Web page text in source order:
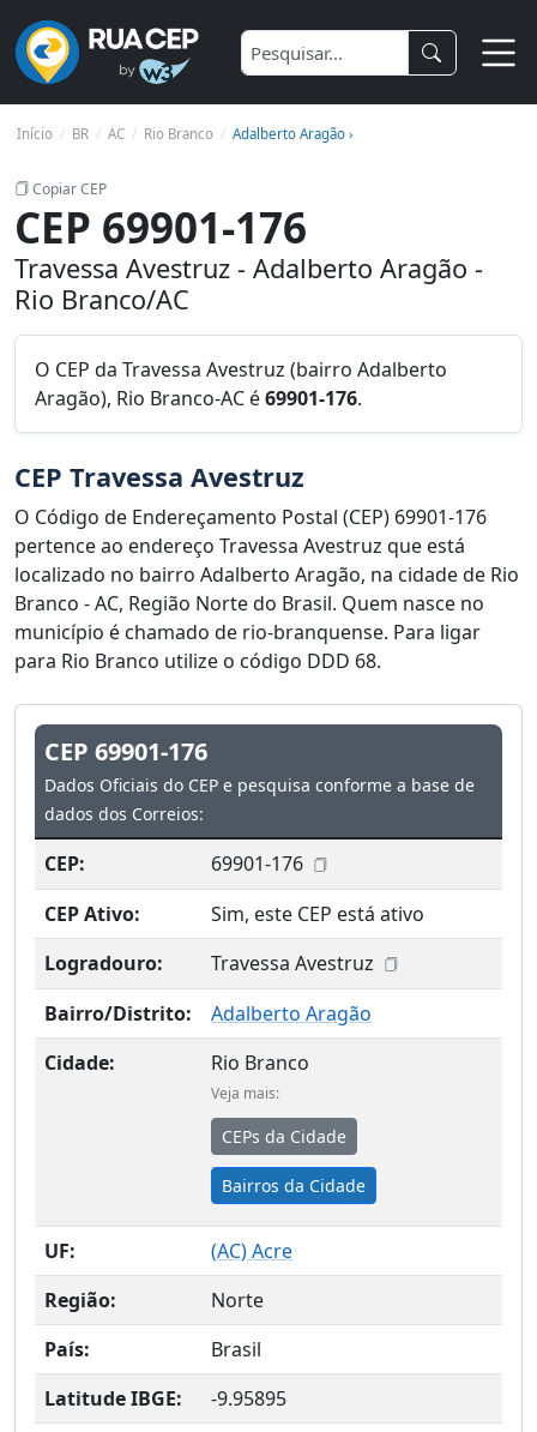
Início BR AC Rio Branco Adalberto Aragão ›
Copiar CEP
CEP 69901-176
Travessa Avestruz - Adalberto Aragão -
Rio Branco/AC
O CEP da Travessa Avestruz (bairro Adalberto
Aragão), Rio Branco-AC é69901-176.
CEP Travessa Avestruz
O Código de Endereçamento Postal (CEP) 69901-176
pertence ao endereço Travessa Avestruz que está
localizado no bairro Adalberto Aragão, na cidade de Rio
Branco - AC, Região Norte do Brasil. Quem nasce no
município é chamado de rio-branquense. Para ligar
para Rio Branco utilize o código DDD 68.
CEP 69901-176
Dados Oficiais do CEP e pesquisa conforme a base de
dados dos Correios:
CEP:
69901-176
CEP Ativo:
Sim, este CEP está ativo
Logradouro:
Travessa Avestruz
Bairro/Distrito:
Adalberto Aragão
Cidade:
Rio Branco
Veja mais:
CEPs da Cidade
Bairros da Cidade
UF: (AC) Acre
Região:
Norte
País:
Brasil
Latitude IBGE:
-9.95895